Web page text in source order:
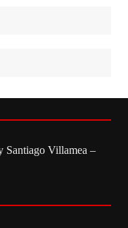
Santiago Villamea –